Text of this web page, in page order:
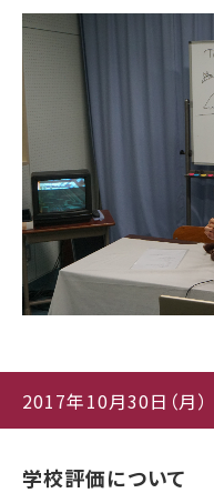
2017年10月30日（月）
学校評価について